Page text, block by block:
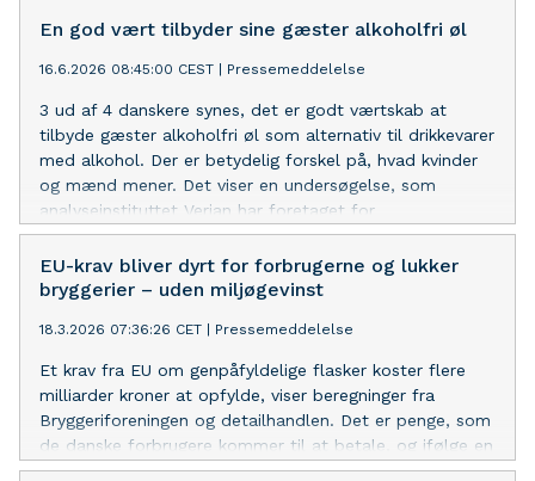
En god vært tilbyder sine gæster alkoholfri øl
16.6.2026 08:45:00 CEST Pressemeddelelse
3 ud af 4 danskere synes, det er godt værtskab at
tilbyde gæster alkoholfri øl som alternativ til drikkevarer
med alkohol. Der er betydelig forskel på, hvad kvinder
og mænd mener. Det viser en undersøgelse, som
analyseinstituttet Verian har foretaget for
Bryggeriforeningen.
EU-krav bliver dyrt for forbrugerne og lukker
bryggerier – uden miljøgevinst
18.3.2026 07:36:26 CET Pressemeddelelse
Et krav fra EU om genpåfyldelige flasker koster flere
milliarder kroner at opfylde, viser beregninger fra
Bryggeriforeningen og detailhandlen. Det er penge, som
de danske forbrugere kommer til at betale, og ifølge en
analyse fra Teknologisk Institut uden at opnå nogen